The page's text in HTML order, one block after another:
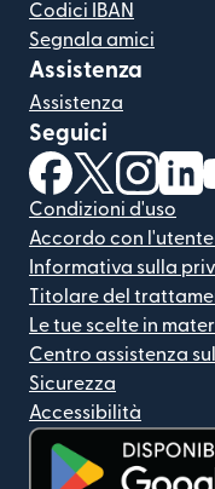
Codici IBAN
Segnala amici
Assistenza
Assistenza
Seguici
(si apre in una
(si apre in
(si
Condizioni d'uso
Accordo con
Informativa sulla
Titolare del
Le tue scelte in
Centro assistenza
Sicurezza
Accessibilità